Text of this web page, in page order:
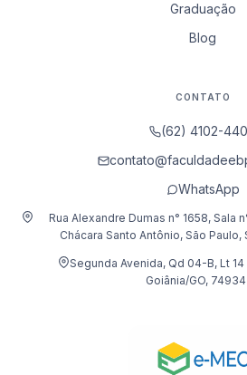
Graduação
Blog
CONTATO
(62) 4102-
WhatsApp
Rua Alexandre Dumas n° 1658, Sala
Chácara Santo Antônio, São
Segunda Avenida, Qd 04-B, Lt 14
Goiânia/GO,